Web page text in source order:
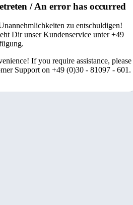
/ An error has occurred
zu entschuldigen!
Dir unser Kundenservice unter +49
If you require assistance, please
Support on +49 (0)30 - 81097 - 601.